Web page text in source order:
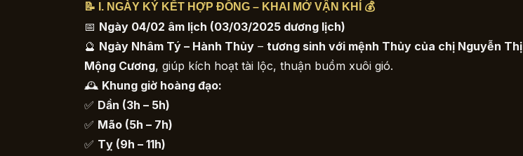
📝 I. NGÀY KÝ KẾT HỢP ĐỒNG – KHAI MỞ VẬN KHÍ 💰
📅 Ngày 04/02 âm lịch (03/03/2025 dương lịch)
🔮 Ngày Nhâm Tý – Hành Thủy – tương sinh với mệnh Thủy của chị Nguyễn Thị
Mộng Cương, giúp kích hoạt tài lộc, thuận buồm xuôi gió.
🕰 Khung giờ hoàng đạo:
✅ Dần (3h – 5h)
✅ Mão (5h – 7h)
✅ Tỵ (9h – 11h)